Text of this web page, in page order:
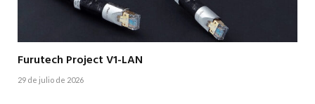
Furutech Project V1-LAN
29 de julio de 2026